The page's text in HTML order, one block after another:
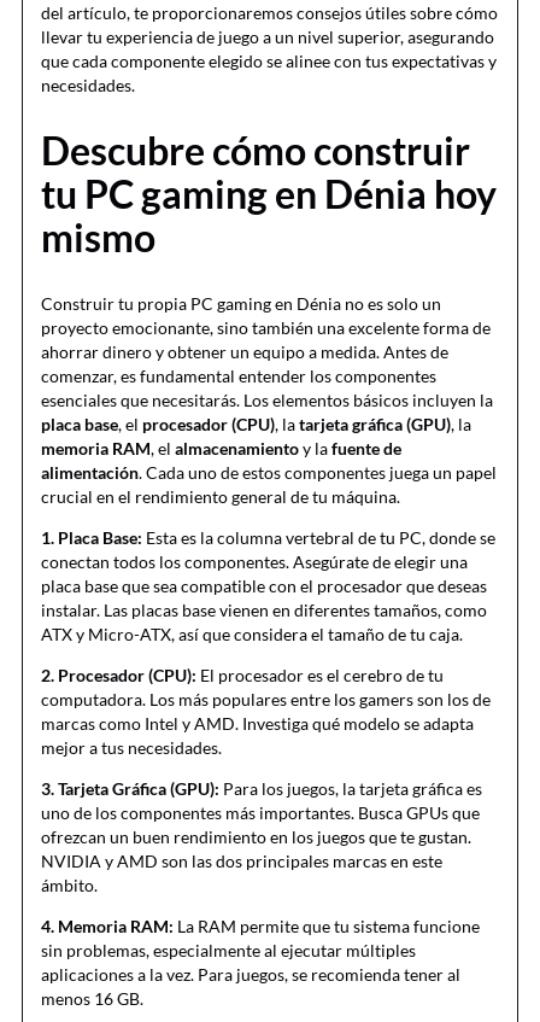
del artículo, te proporcionaremos consejos útiles sobre cómo
llevar tu experiencia de juego a un nivel superior, asegurando
que cada componente elegido se alinee con tus expectativas y
necesidades.
Descubre cómo construir
tu PC gaming en Dénia hoy
mismo
Construir tu propia PC gaming en Dénia no es solo un
proyecto emocionante, sino también una excelente forma de
ahorrar dinero y obtener un equipo a medida. Antes de
comenzar, es fundamental entender los componentes
esenciales que necesitarás. Los elementos básicos incluyen la
placa base, el procesador (CPU), latarjeta gráfica (GPU), la
memoria RAM, el almacenamientoy lafuente de
alimentación. Cada uno de estos componentes juega un papel
crucial en el rendimiento general de tu máquina.
1. Placa Base: Esta es la columna vertebral de tu PC, donde se
conectan todos los componentes. Asegúrate de elegir una
placa base que sea compatible con el procesador que deseas
instalar. Las placas base vienen en diferentes tamaños, como
ATX y Micro-ATX, así que considera el tamaño de tu caja.
2. Procesador (CPU): El procesador es el cerebro de tu
computadora. Los más populares entre los gamers son los de
marcas como Intel y AMD. Investiga qué modelo se adapta
mejor a tus necesidades.
3. Tarjeta Gráfica (GPU): Para los juegos, la tarjeta gráfica es
uno de los componentes más importantes. Busca GPUs que
ofrezcan un buen rendimiento en los juegos que te gustan.
NVIDIA y AMD son las dos principales marcas en este
ámbito.
4. Memoria RAM: La RAM permite que tu sistema funcione
sin problemas, especialmente al ejecutar múltiples
aplicaciones a la vez. Para juegos, se recomienda tener al
menos 16 GB.